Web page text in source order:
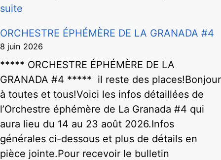
suite
ORCHESTRE ÉPHÉMÈRE DE LA GRANADA #4
8 juin 2026
***** ORCHESTRE ÉPHÉMÈRE DE LA
GRANADA #4 ***** il reste des places!Bonjour
à toutes et tous!Voici les infos détaillées de
l’Orchestre éphémère de La Granada #4 qui
aura lieu du 14 au 23 août 2026.Infos
générales ci-dessous et plus de détails en
pièce jointe.Pour recevoir le bulletin